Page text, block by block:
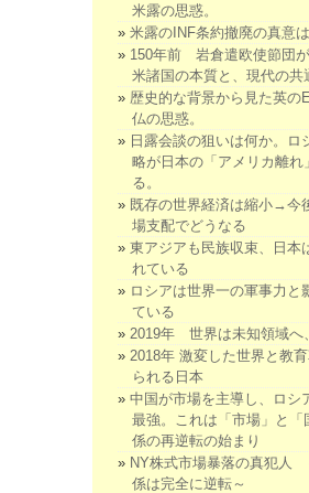
米露の思惑。
米露のINF条約撤廃の真意
150年前 岩倉遣欧使節団
米諸国の本質と、現代の共
歴史的な背景から見た英の
仏の思惑。
日露会談の狙いは何か。ロ
略が日本の「アメリカ離れ
る。
既存の世界経済は縮小→今
場支配でどうなる
東アジアも民族収束、日本
れている
ロシアは世界一の軍事力と
ている
2019年 世界は未知領域へ
2018年 激変した世界と教
られる日本
中国が市場を主導し、ロシ
最強。これは「市場」と「
係の再逆転の始まり
NY株式市場暴落の真犯人
係は完全に逆転～